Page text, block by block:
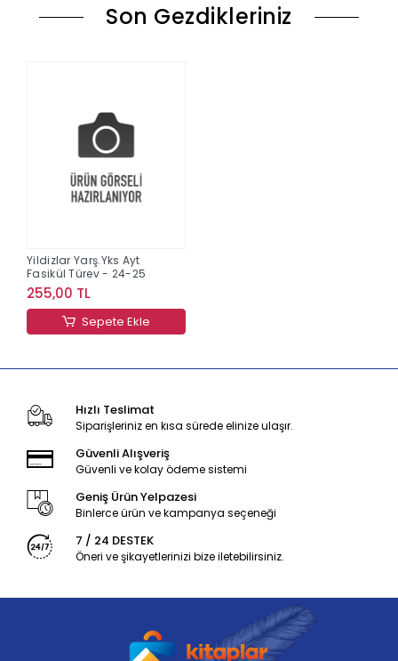
Son Gezdikleriniz
Yildizlar Yarş.Yks Ayt
Fasikül Türev - 24-25
255,00 TL
Sepete Ekle
Hızlı Teslimat
Siparişleriniz en kısa sürede elinize ulaşır.
Güvenli Alışveriş
Güvenli ve kolay ödeme sistemi
Geniş Ürün Yelpazesi
Binlerce ürün ve kampanya seçeneği
7 / 24 DESTEK
Öneri ve şikayetlerinizi bize iletebilirsiniz.